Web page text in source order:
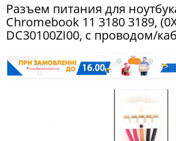
Разъем питания для
Chromebook 11 3180 3189,
DC30100ZI00, с проводом/